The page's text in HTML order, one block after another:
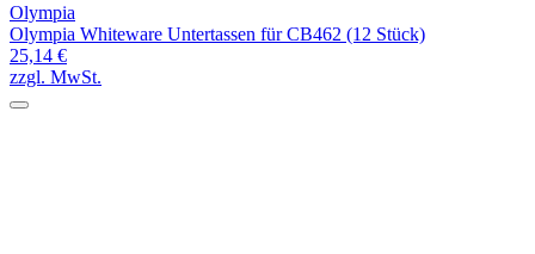
Olympia
Olympia Whiteware Untertassen für CB462 (12 Stück)
25,14 €
zzgl. MwSt.